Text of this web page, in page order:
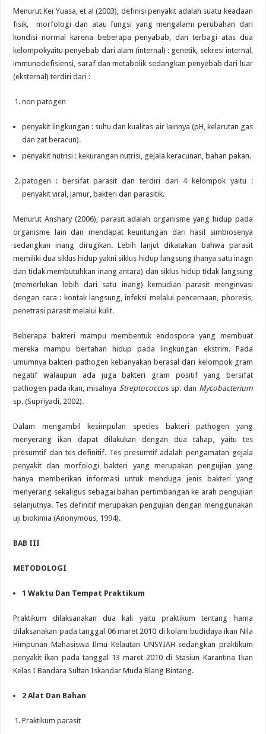
Menurut Kei Yuasa, et al (2003), definisi penyakit adalah suatu keadaan
fisik, morfologi dan atau fungsi yang mengalami perubahan dari
kondisi normal karena beberapa penyabab, dan terbagi atas dua
kelompokyaitu penyebab dari alam (internal) : genetik, sekresi internal,
immunodefisiensi, saraf dan metabolik sedangkan penyebab dari luar
(eksternal) terdiri dari :
non patogen
penyakit lingkungan : suhu dan kualitas air lainnya (pH, kelarutan gas
dan zat beracun).
penyakit nutrisi : kekurangan nutrisi, gejala keracunan, bahan pakan.
patogen : bersifat parasit dan terdiri dari 4 kelompok yaitu :
penyakit viral, jamur, bakteri dan parasitik.
Menurut Anshary (2006), parasit adalah organisme yang hidup pada
organisme lain dan mendapat keuntungan dari hasil simbiosenya
sedangkan inang dirugikan. Lebih lanjut dikatakan bahwa parasit
memiliki dua siklus hidup yakni siklus hidup langsung (hanya satu inagn
dan tidak membutuhkan inang antara) dan siklus hidup tidak langsung
(memerlukan lebih dari satu inang) kemudian parasit menginvasi
dengan cara : kontak langsung, infeksi melalui pencernaan, phoresis,
penetrasi parasit melalui kulit.
Beberapa bakteri mampu membentuk endospora yang membuat
mereka mampu bertahan hidup pada lingkungan ekstrim. Pada
umumnya bakteri pathogen kebanyakan berasal dari kelompok gram
negatif walaupun ada juga bakteri gram positif yang bersifat
pathogen pada ikan, misalnya Streptococcus sp. dan Mycobacterium
sp. (Supriyadi, 2002).
Dalam mengambil kesimpulan species bakteri pathogen yang
menyerang ikan dapat dilakukan dengan dua tahap, yaitu tes
presumtif dan tes definitif. Tes presumtif adalah pengamatan gejala
penyakit dan morfologi bakteri yang merupakan pengujian yang
hanya memberikan informasi untuk menduga jenis bakteri yang
menyerang sekaligus sebagai bahan pertimbangan ke arah pengujian
selanjutnya. Tes definitif merupakan pengujian dengan menggunakan
uji biokimia (Anonymous, 1994).
BAB III
METODOLOGI
1Waktu Dan Tempat Praktikum
Praktikum dilaksanakan dua kali yaitu praktikum tentang hama
dilaksanakan pada tanggal 06 maret 2010 di kolam budidaya ikan Nila
Himpunan Mahasiswa Ilmu Kelautan UNSYIAH sedangkan praktikum
penyakit ikan pada tanggal 13 maret 2010 di Stasiun Karantina Ikan
Kelas I Bandara Sultan Iskandar Muda Blang Bintang.
2Alat Dan Bahan
Praktikum parasit